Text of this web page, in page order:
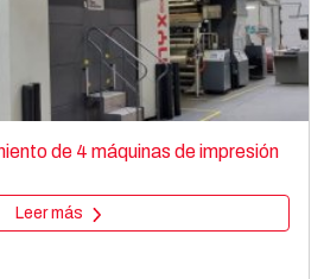
Leer más
de 4 máquinas de impresión
Leer más